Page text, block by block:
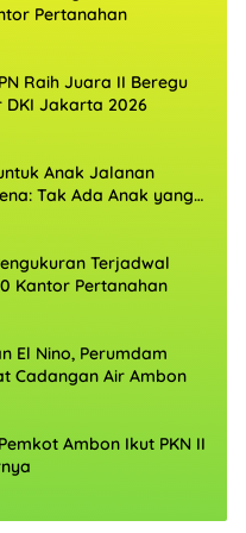
Pertanahan
Raih Juara II Beregu
DKI Jakarta 2026
Anak Jalanan
Tak Ada Anak yang
Depannya
Terjadwal
Kantor Pertanahan
El Nino, Perumdam
Cadangan Air Ambon
Ambon Ikut PKN II